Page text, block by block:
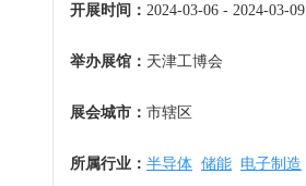
开展时间： 2024-03-06 - 2024-03-09
举办展馆： 天津工博会
展会城市： 市辖区
所属行业： 半导体 储能 电子制造